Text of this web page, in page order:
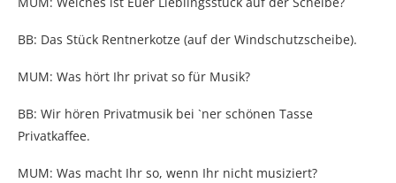
BB: Das Stück Rentnerkotze (auf der Windschutzscheibe).
MUM: Was hört Ihr privat so für Musik?
BB: Wir hören Privatmusik bei `ner schönen Tasse
Privatkaffee.
MUM: Was macht Ihr so, wenn Ihr nicht musiziert?